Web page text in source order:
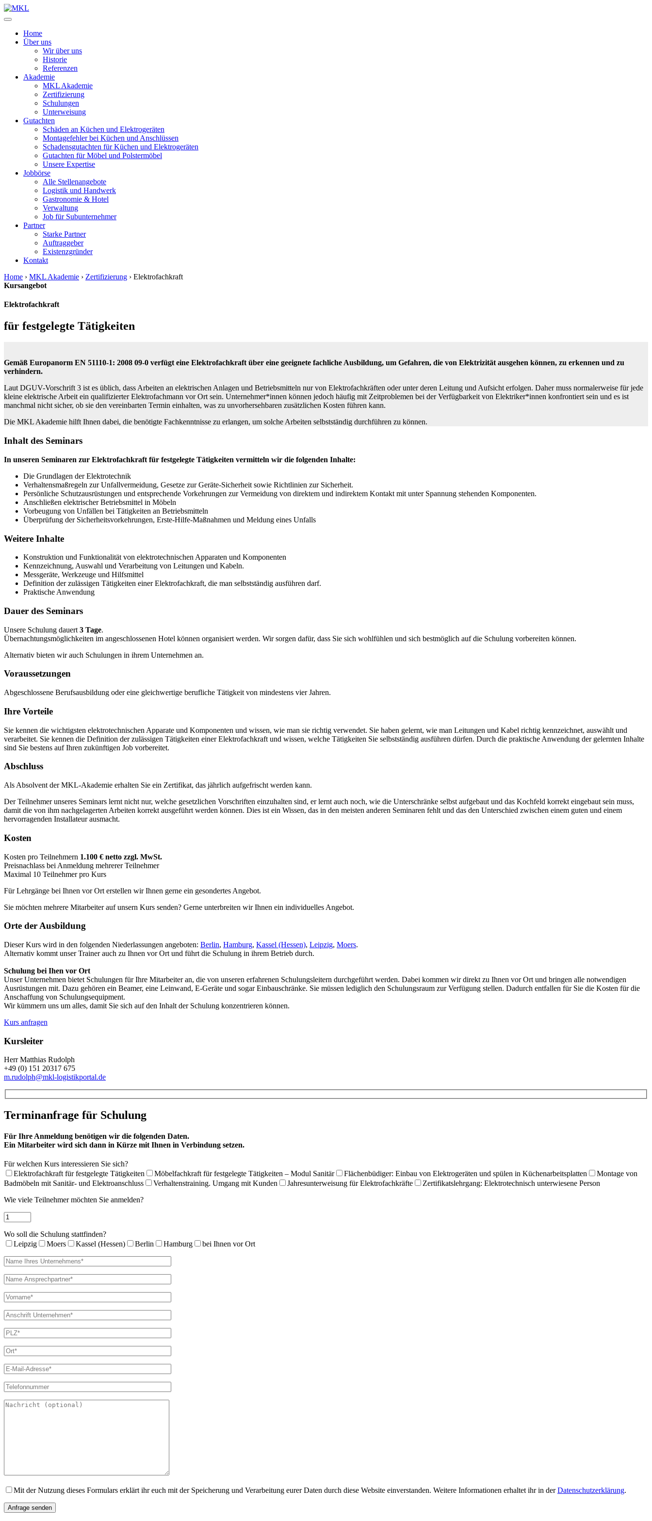
Zum
Inhalt
Home
Über uns
Wir über uns
Historie
Referenzen
Akademie
MKL Akademie
Zertifizierung
Schulungen
Unterweisung
Gutachten
Schäden an Küchen und Elektrogeräten
Montagefehler bei Küchen und Anschlüssen
Schadensgutachten für Küchen und Elektrogeräten
Gutachten für Möbel und Polstermöbel
Unsere Expertise
Jobbörse
Alle Stellenangebote
Logistik und Handwerk
Gastronomie & Hotel
Verwaltung
Job für Subunternehmer
Partner
Starke Partner
Auftraggeber
Existenzgründer
Kontakt
Home › MKL Akademie › Zertifizierung › Elektrofachkraft
Kursangebot
Elektrofachkraft
für festgelegte Tätigkeiten
Gemäß Europanorm EN 51110-1: 2008 09-0 verfügt eine Elektrofachkraft über eine geeignete fachliche Ausbildung, um Gefahren, die von Elektrizität ausgehen können, zu erkennen und zu
verhindern.
Laut DGUV-Vorschrift 3 ist es üblich, dass Arbeiten an elektrischen Anlagen und Betriebsmitteln nur von Elektrofachkräften oder unter deren Leitung und Aufsicht erfolgen. Daher muss normalerweise für jede
kleine elektrische Arbeit ein qualifizierter Elektrofachmann vor Ort sein. Unternehmer*innen können jedoch häufig mit Zeitproblemen bei der Verfügbarkeit von Elektriker*innen konfrontiert sein und es ist
manchmal nicht sicher, ob sie den vereinbarten Termin einhalten, was zu unvorhersehbaren zusätzlichen Kosten führen kann.
Die MKL Akademie hilft Ihnen dabei, die benötigte Fachkenntnisse zu erlangen, um solche Arbeiten selbstständig durchführen zu können.
Inhalt des Seminars
In unseren Seminaren zur Elektrofachkraft für festgelegte Tätigkeiten vermitteln wir die folgenden Inhalte:
Die Grundlagen der Elektrotechnik
Verhaltensmaßregeln zur Unfallvermeidung, Gesetze zur Geräte-Sicherheit sowie Richtlinien zur Sicherheit.
Persönliche Schutzausrüstungen und entsprechende Vorkehrungen zur Vermeidung von direktem und indirektem Kontakt mit unter Spannung stehenden Komponenten.
Anschließen elektrischer Betriebsmittel in Möbeln
Vorbeugung von Unfällen bei Tätigkeiten an Betriebsmitteln
Überprüfung der Sicherheitsvorkehrungen, Erste-Hilfe-Maßnahmen und Meldung eines Unfalls
Weitere Inhalte
Konstruktion und Funktionalität von elektrotechnischen Apparaten und Komponenten
Kennzeichnung, Auswahl und Verarbeitung von Leitungen und Kabeln.
Messgeräte, Werkzeuge und Hilfsmittel
Definition der zulässigen Tätigkeiten einer Elektrofachkraft, die man selbstständig ausführen darf.
Praktische Anwendung
Dauer des Seminars
Unsere Schulung dauert 3 Tage.
Übernachtungsmöglichkeiten im angeschlossenen Hotel können organisiert werden. Wir sorgen dafür, dass Sie sich wohlfühlen und sich bestmöglich auf die Schulung vorbereiten können.
Alternativ bieten wir auch Schulungen in ihrem Unternehmen an.
Voraussetzungen
Abgeschlossene Berufsausbildung oder eine gleichwertige berufliche Tätigkeit von mindestens vier Jahren.
Ihre Vorteile
Sie kennen die wichtigsten elektrotechnischen Apparate und Komponenten und wissen, wie man sie richtig verwendet. Sie haben gelernt, wie man Leitungen und Kabel richtig kennzeichnet, auswählt und
verarbeitet. Sie kennen die Definition der zulässigen Tätigkeiten einer Elektrofachkraft und wissen, welche Tätigkeiten Sie selbstständig ausführen dürfen. Durch die praktische Anwendung der gelernten Inhalte
sind Sie bestens auf Ihren zukünftigen Job vorbereitet.
Abschluss
Als Absolvent der MKL-Akademie erhalten Sie ein Zertifikat, das jährlich aufgefrischt werden kann.
Der Teilnehmer unseres Seminars lernt nicht nur, welche gesetzlichen Vorschriften einzuhalten sind, er lernt auch noch, wie die Unterschränke selbst aufgebaut und das Kochfeld korrekt eingebaut sein muss,
damit die von ihm nachgelagerten Arbeiten korrekt ausgeführt werden können. Dies ist ein Wissen, das in den meisten anderen Seminaren fehlt und das den Unterschied zwischen einem guten und einem
hervorragenden Installateur ausmacht.
Kosten
Kosten pro Teilnehmern 1.100 € netto zzgl. MwSt.
Preisnachlass bei Anmeldung mehrerer Teilnehmer
Maximal 10 Teilnehmer pro Kurs
Für Lehrgänge bei Ihnen vor Ort erstellen wir Ihnen gerne ein gesondertes Angebot.
Sie möchten mehrere Mitarbeiter auf unsern Kurs senden? Gerne unterbreiten wir Ihnen ein individuelles Angebot.
Orte der Ausbildung
Dieser Kurs wird in den folgenden Niederlassungen angeboten: Berlin, Hamburg, Kassel (Hessen), Leipzig, Moers.
Alternativ kommt unser Trainer auch zu Ihnen vor Ort und führt die Schulung in ihrem Betrieb durch.
Schulung bei Ihen vor Ort
Unser Unternehmen bietet Schulungen für Ihre Mitarbeiter an, die von unseren erfahrenen Schulungsleitern durchgeführt werden. Dabei kommen wir direkt zu Ihnen vor Ort und bringen alle notwendigen
Ausrüstungen mit. Dazu gehören ein Beamer, eine Leinwand, E-Geräte und sogar Einbauschränke. Sie müssen lediglich den Schulungsraum zur Verfügung stellen. Dadurch entfallen für Sie die Kosten für die
Anschaffung von Schulungsequipment.
Wir kümmern uns um alles, damit Sie sich auf den Inhalt der Schulung konzentrieren können.
Kurs anfragen
Kursleiter
Herr Matthias Rudolph
+49 (0) 151 20317 675
m.rudolph@mkl-logistikportal.de
Terminanfrage für Schulung
Für Ihre Anmeldung benötigen wir die folgenden Daten.
Ein Mitarbeiter wird sich dann in Kürze mit Ihnen in Verbindung setzen.
Für welchen Kurs interessieren Sie sich?
Elektrofachkraft für festgelegte Tätigkeiten
Möbelfachkraft für festgelegte Tätigkeiten – Modul Sanitär Flächenbüdiger: Einbau von Elektrogeräten und spülen in Küchenarbeitsplatten
Montage von
Badmöbeln mit Sanitär- und Elektroanschluss
Verhaltenstraining. Umgang mit Kunden Jahresunterweisung für Elektrofachkräfte
Zertifikatslehrgang: Elektrotechnisch unterwiesene Person
Wie viele Teilnehmer möchten Sie anmelden?
Wo soll die Schulung stattfinden?
Leipzig
Moers Kassel (Hessen) Berlin Hamburg bei Ihnen vor Ort
Bitte lasse dieses Feld leer.
Mit der Nutzung dieses Formulars erklärt ihr euch mit der Speicherung und Verarbeitung eurer Daten durch diese Website einverstanden. Weitere Informationen erhaltet ihr in derDatenschutzerklärung.